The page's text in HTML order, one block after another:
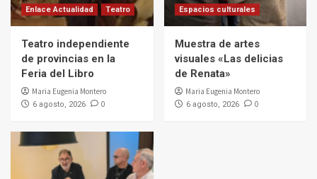
Enlace Actualidad
Teatro
Teatro independiente
de provincias en la
Feria del Libro
Maria Eugenia Montero
6 agosto, 2026 0
Espacios culturales
Muestra de artes
visuales «Las delicias
de Renata»
Maria Eugenia Montero
6 agosto, 2026 0